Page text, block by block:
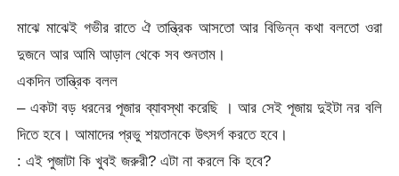
মাঝে মাঝেই গভীর রাতে ঐ তান্ত্রিক আসতো আর বিভিন্ন কথা বলতো ওরা
দুজনে আর আমি আড়াল থেকে সব শুনতাম।
একদিন তান্ত্রিক বলল
– একটা বড় ধরনের পূজার ব্যাবস্থা করেছি । আর সেই পূজায় দুইটা নর বলি
দিতে হবে। আমাদের প্রভু শয়তানকে উৎসর্গ করতে হবে।
: এই পুজাটা কি খুবই জরুরী? এটা না করলে কি হবে?